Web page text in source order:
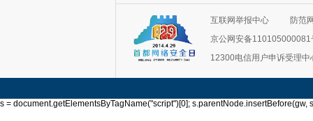
互联网举报中心
防范
京公网安备110105000081
12300电信用户申诉受理中
s = document.getElementsByTagName("script")[0]; s.parentNode.insertBefore(gw,